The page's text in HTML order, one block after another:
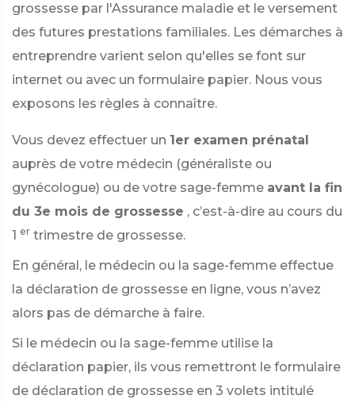
grossesse par l'Assurance maladie et le versement
des futures prestations familiales. Les démarches à
entreprendre varient selon qu'elles se font sur
internet ou avec un formulaire papier. Nous vous
exposons les règles à connaître.
Vous devez effectuer un 1er examen prénatal
auprès de votre médecin (généraliste ou
gynécologue) ou de votre sage-femme avant la fin
du 3e mois de grossesse , c’est-à-dire au cours du
1 er trimestre de grossesse.
En général, le médecin ou la sage-femme effectue
la déclaration de grossesse en ligne, vous n’avez
alors pas de démarche à faire.
Si le médecin ou la sage-femme utilise la
déclaration papier, ils vous remettront le formulaire
de déclaration de grossesse en 3 volets intitulé